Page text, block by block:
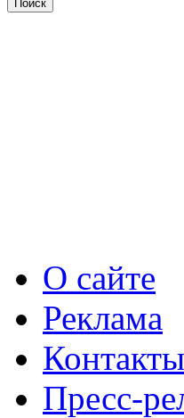
О сайте
Реклама
Контакты
Пресс-